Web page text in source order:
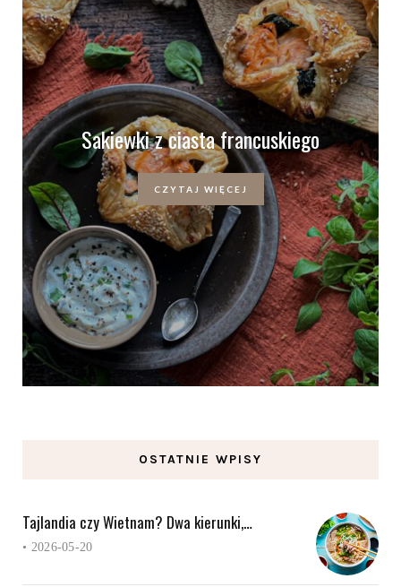
Sakiewki z ciasta francuskiego
CZYTAJ WIĘCEJ
OSTATNIE WPISY
Tajlandia czy Wietnam? Dwa kierunki,…
• 2026-05-20